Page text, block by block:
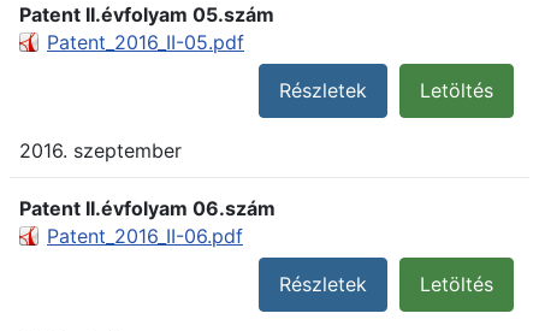
Patent II.évfolyam 05.szám
Patent_2016_II-05.pdf
Letöltés
Részletek
2016. szeptember
Patent II.évfolyam 06.szám
Patent_2016_II-06.pdf
Letöltés
Részletek